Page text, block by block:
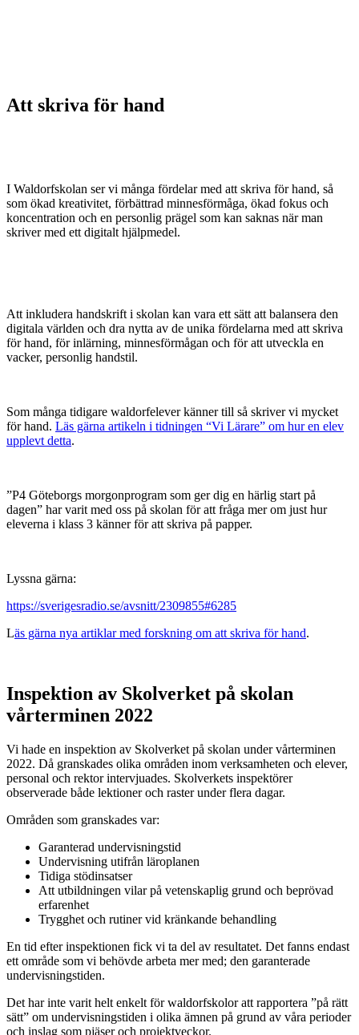
Att skriva för hand
I Waldorfskolan ser vi många fördelar med att skriva för hand, så
som ökad kreativitet, förbättrad minnesförmåga, ökad fokus och
koncentration och en personlig prägel som kan saknas när man
skriver med ett digitalt hjälpmedel.
Att inkludera handskrift i skolan kan vara ett sätt att balansera den
digitala världen och dra nytta av de unika fördelarna med att skriva
för hand, för inlärning, minnesförmågan och för att utveckla en
vacker, personlig handstil.
Som många tidigare waldorfelever känner till så skriver vi mycket
för hand. Läs gärna artikeln i tidningen “Vi Lärare” om hur en elev
upplevt detta.
”P4 Göteborgs morgonprogram som ger dig en härlig start på
dagen” har varit med oss på skolan för att fråga mer om just hur
eleverna i klass 3 känner för att skriva på papper.
Lyssna gärna:
https://sverigesradio.se/avsnitt/2309855#6285
Läs gärna nya artiklar med forskning om att skriva för hand.
Inspektion av Skolverket på skolan
vårterminen 2022
Vi hade en inspektion av Skolverket på skolan under vårterminen
2022. Då granskades olika områden inom verksamheten och elever,
personal och rektor intervjuades. Skolverkets inspektörer
observerade både lektioner och raster under flera dagar.
Områden som granskades var:
Garanterad undervisningstid
Undervisning utifrån läroplanen
Tidiga stödinsatser
Att utbildningen vilar på vetenskaplig grund och beprövad
erfarenhet
Trygghet och rutiner vid kränkande behandling
En tid efter inspektionen fick vi ta del av resultatet. Det fanns endast
ett område som vi behövde arbeta mer med; den garanterade
undervisningstiden.
Det har inte varit helt enkelt för waldorfskolor att rapportera ”på rätt
sätt” om undervisningstiden i olika ämnen på grund av våra perioder
och inslag som pjäser och projektveckor.